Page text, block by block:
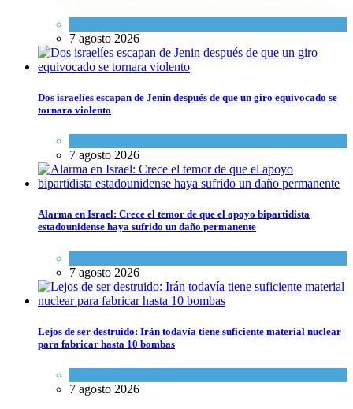
7 agosto 2026
Dos israelíes escapan de Jenin después de que un giro equivocado se
tornara violento
7 agosto 2026
Alarma en Israel: Crece el temor de que el apoyo bipartidista
estadounidense haya sufrido un daño permanente
7 agosto 2026
Lejos de ser destruido: Irán todavía tiene suficiente material nuclear
para fabricar hasta 10 bombas
7 agosto 2026